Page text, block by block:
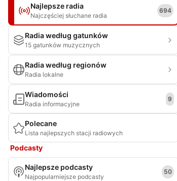
Najlepsze radia
Najczęściej słuchane radia
694
Radia według gatunków
15 gatunków muzycznych
Radia według regionów
Radia lokalne
Wiadomości
Radia informacyjne
9
Polecane
Lista najlepszych stacji radiowych
Podcasty
Najlepsze podcasty
Najpopularniejsze podcasty
50